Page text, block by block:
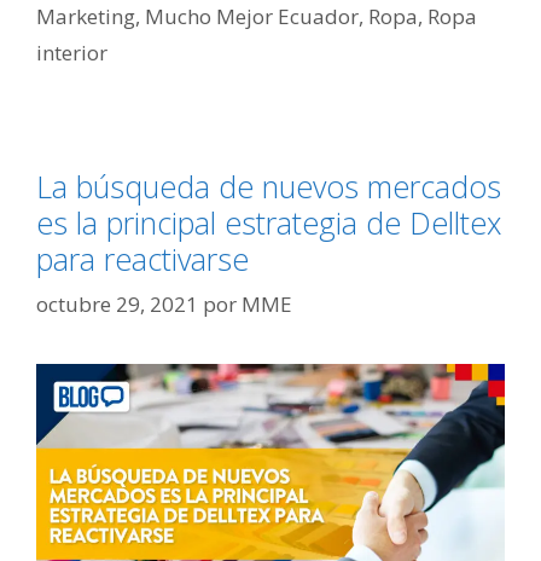
Marketing, Mucho Mejor Ecuador, Ropa, Ropa
interior
La búsqueda de nuevos mercados
es la principal estrategia de Delltex
para reactivarse
octubre 29, 2021 por MME